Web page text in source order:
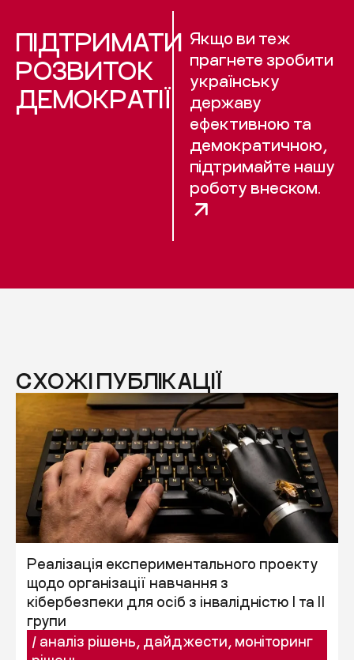
ПІДТРИМАТИ
РОЗВИТОК
ДЕМОКРАТІЇ
Якщо ви теж
прагнете зробити
українську
державу
ефективною та
демократичною,
підтримайте нашу
роботу внеском.
СХОЖІ ПУБЛІКАЦІЇ
Реалізація експериментального проекту
щодо організації навчання з
кібербезпеки для осіб з інвалідністю I та II
групи
/ аналіз рішень, дайджести, моніторинг